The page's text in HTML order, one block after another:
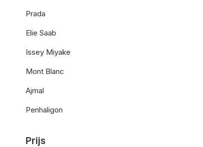
Prada
Elie Saab
Issey Miyake
Mont Blanc
Ajmal
Penhaligon
Prijs